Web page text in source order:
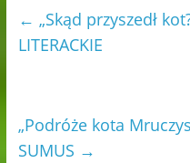
← „Skąd przyszedł
LITERACKIE
„Podróże kota
SUMUS →